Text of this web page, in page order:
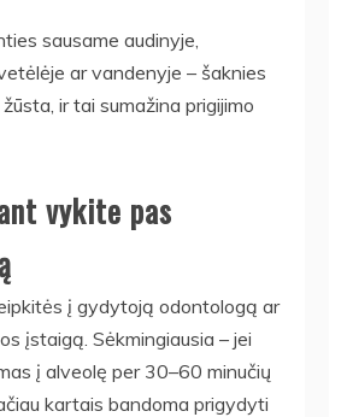
sausame audinyje,
ar vandenyje – šaknies
ir tai sumažina prigijimo
vykite pas
į gydytoją odontologą ar
įstaigą. Sėkmingiausia – jei
į alveolę per 30–60 minučių
kartais bandoma prigydyti